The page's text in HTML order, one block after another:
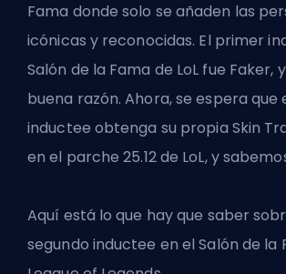
Fama donde solo se añaden las
icónicas y reconocidas. El primer
Salón de la Fama de LoL fue Faker,
buena razón. Ahora, se espera que
inductee obtenga su propia Skin
en el parche 25.12 de LoL, y
Aquí está lo que hay que saber
segundo inductee en el Salón de la